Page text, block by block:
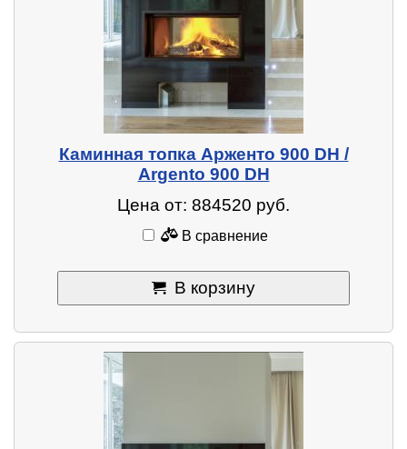
Каминная топка Арженто 900 DH /
Argento 900 DH
Цена от: 884520 руб.
В сравнение
В корзину